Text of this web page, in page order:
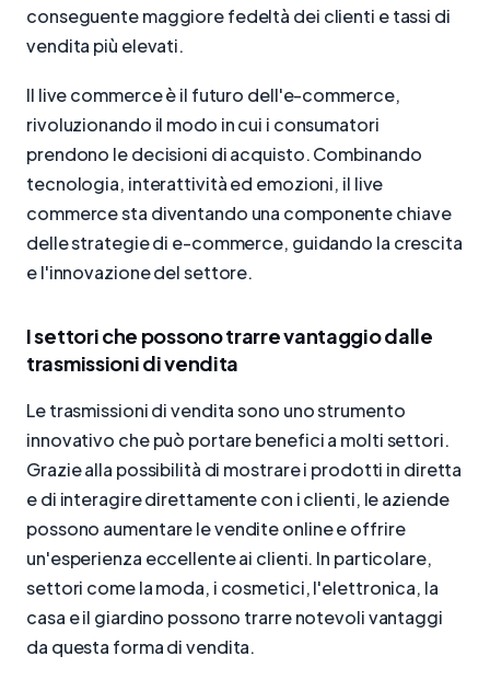
conseguente maggiore fedeltà dei clienti e tassi di
vendita più elevati.
Il live commerce è il futuro dell'e-commerce,
rivoluzionando il modo in cui i consumatori
prendono le decisioni di acquisto. Combinando
tecnologia, interattività ed emozioni, il live
commerce sta diventando una componente chiave
delle strategie di e-commerce, guidando la crescita
e l'innovazione del settore.
I settori che possono trarre vantaggio dalle
trasmissioni di vendita
Le trasmissioni di vendita sono uno strumento
innovativo che può portare benefici a molti settori.
Grazie alla possibilità di mostrare i prodotti in diretta
e di interagire direttamente con i clienti, le aziende
possono aumentare le vendite online e offrire
un'esperienza eccellente ai clienti. In particolare,
settori come la moda, i cosmetici, l'elettronica, la
casa e il giardino possono trarre notevoli vantaggi
da questa forma di vendita.